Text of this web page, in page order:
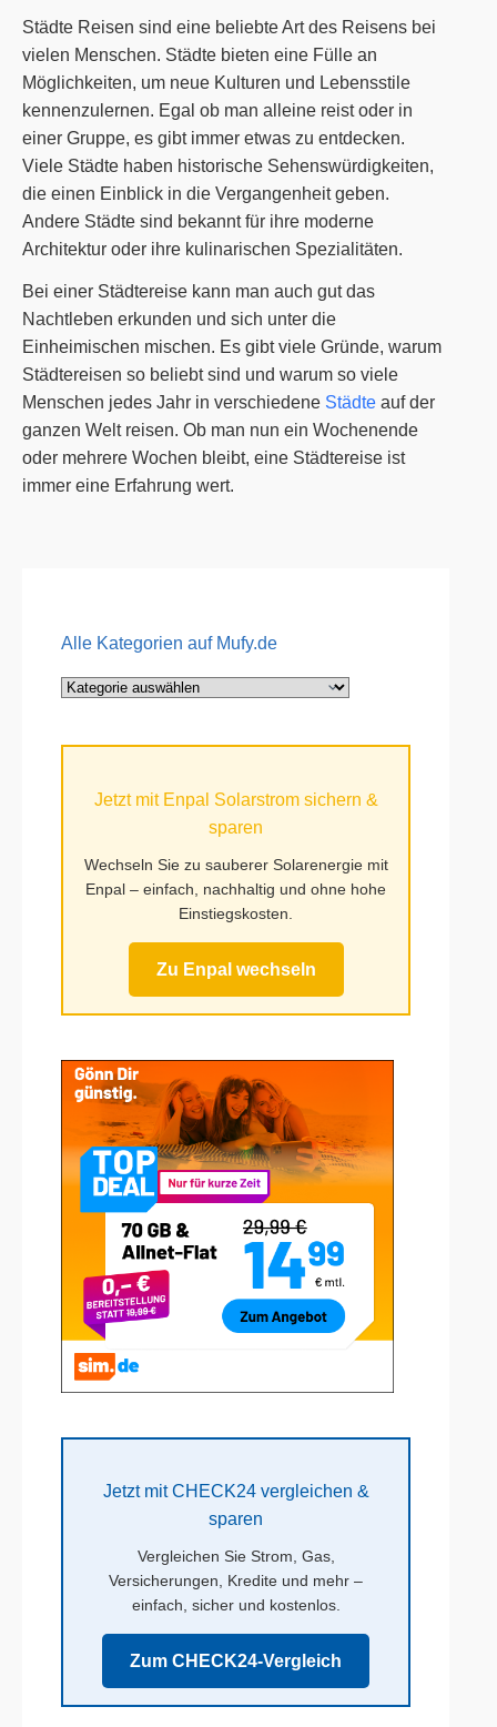
Städte Reisen sind eine beliebte Art des Reisens bei
vielen Menschen. Städte bieten eine Fülle an
Möglichkeiten, um neue Kulturen und Lebensstile
kennenzulernen. Egal ob man alleine reist oder in
einer Gruppe, es gibt immer etwas zu entdecken.
Viele Städte haben historische Sehenswürdigkeiten,
die einen Einblick in die Vergangenheit geben.
Andere Städte sind bekannt für ihre moderne
Architektur oder ihre kulinarischen Spezialitäten.
Bei einer Städtereise kann man auch gut das
Nachtleben erkunden und sich unter die
Einheimischen mischen. Es gibt viele Gründe, warum
Städtereisen so beliebt sind und warum so viele
Menschen jedes Jahr in verschiedene Städte auf der
ganzen Welt reisen. Ob man nun ein Wochenende
oder mehrere Wochen bleibt, eine Städtereise ist
immer eine Erfahrung wert.
Alle Kategorien auf Mufy.de
Alle
Jetzt mit Enpal Solarstrom sichern &
sparen
Wechseln Sie zu sauberer Solarenergie mit
Enpal – einfach, nachhaltig und ohne hohe
Einstiegskosten.
Zu Enpal wechseln
Jetzt mit CHECK24 vergleichen &
sparen
Vergleichen Sie Strom, Gas,
Versicherungen, Kredite und mehr –
einfach, sicher und kostenlos.
Zum CHECK24-Vergleich